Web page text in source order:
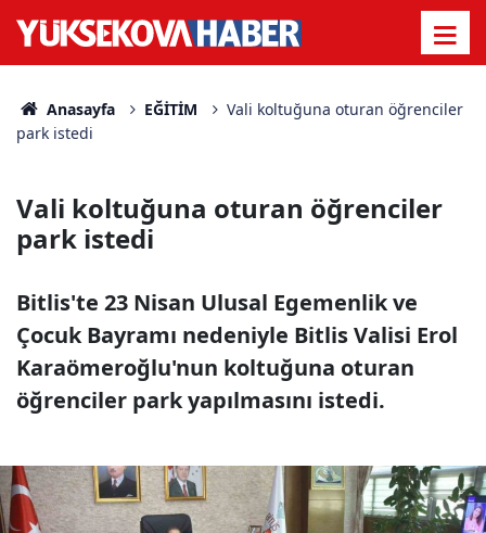
Anasayfa EĞİTİM
Vali koltuğuna oturan öğrenciler
park istedi
Vali koltuğuna oturan öğrenciler
park istedi
Bitlis'te 23 Nisan Ulusal Egemenlik ve
Çocuk Bayramı nedeniyle Bitlis Valisi Erol
Karaömeroğlu'nun koltuğuna oturan
öğrenciler park yapılmasını istedi.